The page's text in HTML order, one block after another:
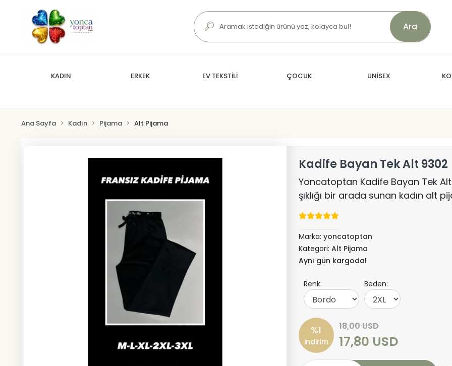
Ara
KADIN ERKEK EV TEKSTİLİ ÇOCUK UNİSEX
Ana Sayfa Kadın Pijama Alt Pijama
Kadife Bayan Tek Alt 9302
Yoncatoptan Kadife Bayan Tek Alt
şıklığı bir arada sunan kadın alt
Marka: yoncatoptan
Kategori: Alt Pijama
Aynı gün kargoda!
Renk: Beden:
%1
indirim
18,00 USD
17,80 USD